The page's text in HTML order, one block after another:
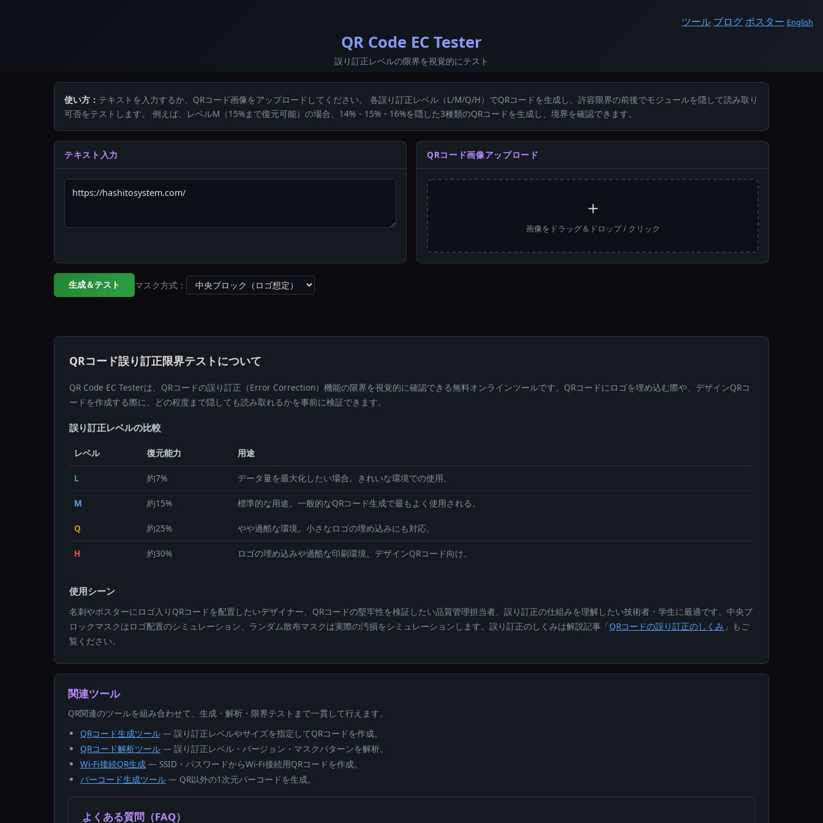
ツール ブログポスター English
QR Code EC Tester
誤り訂正レベルの限界を視覚的にテスト
使い方： テキストを入力するか、QRコード画像をアップロードしてください。 各誤り訂正レベル（L/M/Q/H）でQRコードを生成し、許容限界の前後でモジュールを隠して読み取り
可否をテストします。 例えば、レベルM（15%まで復元可能）の場合、14%・15%・16%を隠した3種類のQRコードを生成し、境界を確認できます。
テキスト入力 QRコード画像アップロード
＋
画像をドラッグ＆ドロップ / クリック
生成＆テスト マスク方式：
QRコード誤り訂正限界テストについて
QR Code EC Testerは、QRコードの誤り訂正（Error Correction）機能の限界を視覚的に確認できる無料オンラインツールです。QRコードにロゴを埋め込む際や、デザインQRコ
ードを作成する際に、どの程度まで隠しても読み取れるかを事前に検証できます。
誤り訂正レベルの比較
レベル 復元能力 用途
L 約7% データ量を最大化したい場合。きれいな環境での使用。
M 約15% 標準的な用途。一般的なQRコード生成で最もよく使用される。
Q 約25% やや過酷な環境。小さなロゴの埋め込みにも対応。
H 約30% ロゴの埋め込みや過酷な印刷環境。デザインQRコード向け。
使用シーン
名刺やポスターにロゴ入りQRコードを配置したいデザイナー、QRコードの堅牢性を検証したい品質管理担当者、誤り訂正の仕組みを理解したい技術者・学生に最適です。中央ブ
ロックマスクはロゴ配置のシミュレーション、ランダム散布マスクは実際の汚損をシミュレーションします。誤り訂正のしくみは解説記事「QRコードの誤り訂正のしくみ 」もご
覧ください。
関連ツール
QR関連のツールを組み合わせて、生成・解析・限界テストまで一貫して行えます。
QRコード生成ツール — 誤り訂正レベルやサイズを指定してQRコードを作成。
QRコード解析ツール — 誤り訂正レベル・バージョン・マスクパターンを解析。
Wi-Fi接続QR生成 — SSID・パスワードからWi-Fi接続用QRコードを作成。
バーコード生成ツール — QR以外の1次元バーコードを生成。
よくある質問（FAQ）